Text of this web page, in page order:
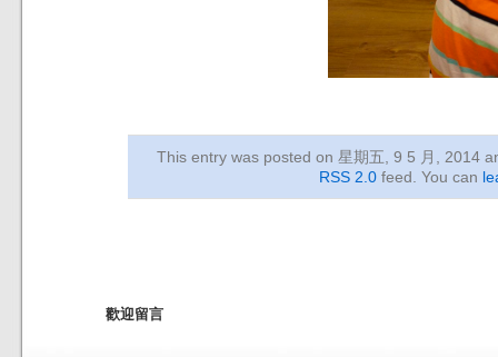
This entry was posted on 星期五, 9 5 月, 2014
RSS 2.0feed. You can
歡迎留言